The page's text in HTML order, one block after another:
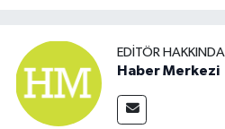
EDITÖR HAKKINDA
Haber Merkezi